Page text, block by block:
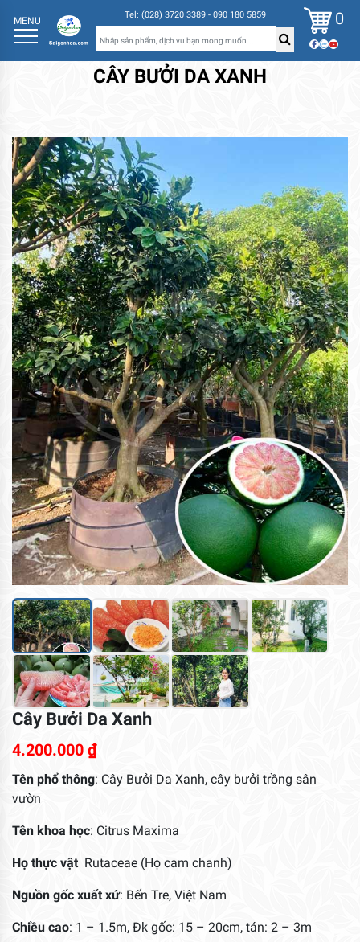
MENU Tel: (028) 3720 3389 - 090 180 5859 0
CÂY BƯỞI DA XANH
Cây Bưởi Da Xanh
4.200.000 ₫
Tên phổ thông: Cây Bưởi Da Xanh, cây bưởi trồng sân
vườn
Tên khoa học: Citrus Maxima
Họ thực vật Rutaceae (Họ cam chanh)
Nguồn gốc xuất xứ: Bến Tre, Việt Nam
Chiều cao: 1 – 1.5m, Đk gốc: 15 – 20cm, tán: 2 – 3m